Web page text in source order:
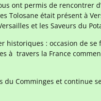
ont permis de rencontrer
Tolosane était présent à
et les Saveurs du
historiques : occasion de
à travers la France
du Comminges et continue